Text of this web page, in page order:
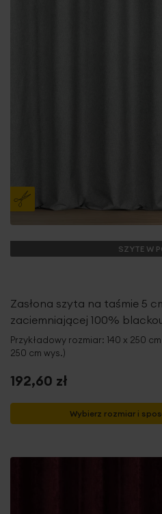
SZYTE W
Zasłona szyta na taśmie 5
zaciemniającej 100%
Przykładowy rozmiar: 140 x 250
250 cm wys.)
192,60 zł
Wybierz rozmiar i